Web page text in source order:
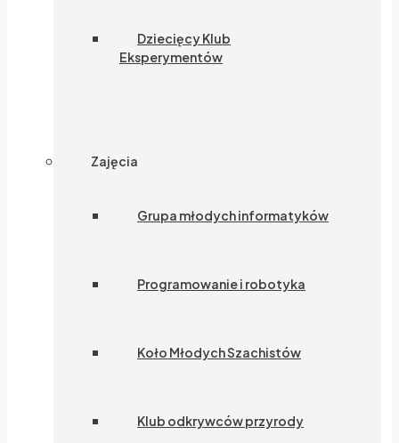
Dziecięcy Klub
Eksperymentów
Zajęcia
Grupa młodych informatyków
Programowanie i robotyka
Koło Młodych Szachistów
Klub odkrywców przyrody